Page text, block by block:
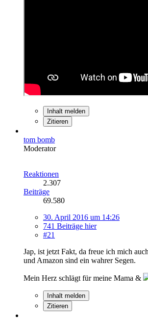
Inhalt melden
Zitieren
tom bomb
Moderator
Reaktionen
2.307
Beiträge
69.580
30. April 2016 um 14:26
741 Beiträge hier
#21
Jap, ist jetzt Fakt, da freue ich mich
und Amazon sind ein wahrer Segen.
Mein Herz schlägt für meine Mama &
Inhalt melden
Zitieren